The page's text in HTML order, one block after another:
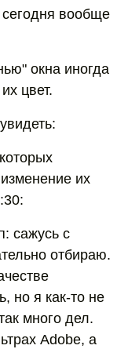
вообще
окна иногда
цвет.
их
сажусь с
отбираю.
но я как-то не
много дел.
Adobe, а